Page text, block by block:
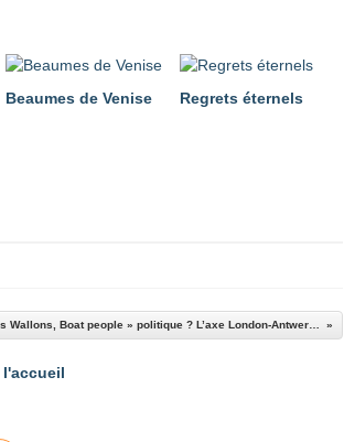
Beaumes de Venise Regrets éternels
l'accueil